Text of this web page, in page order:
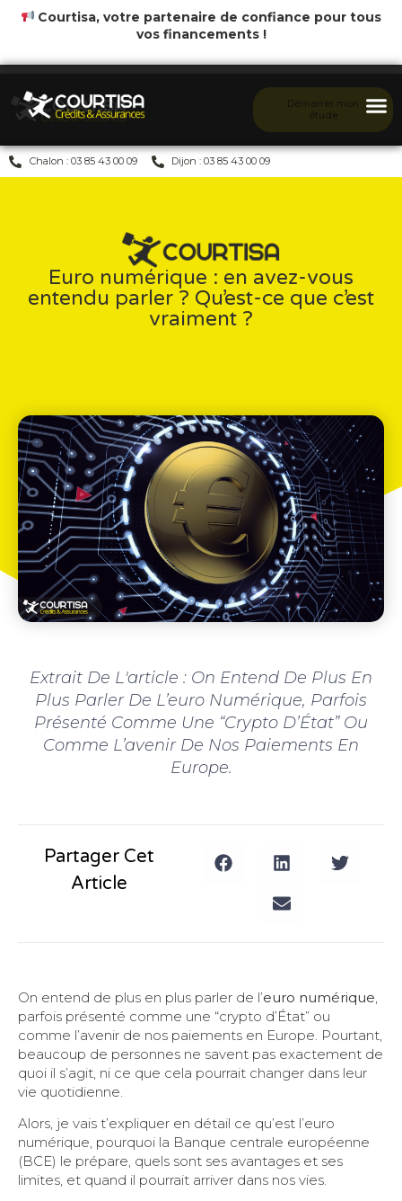
Courtisa, votre partenaire de confiance pour tous
vos financements !
Chalon : 03 85 43 00 09 Dijon : 03 85 43 00 09
Euro numérique : en avez-vous
entendu parler ? Qu’est-ce que c’est
vraiment ?
Extrait De L'article : On Entend De Plus En
Plus Parler De L’euro Numérique, Parfois
Présenté Comme Une “crypto D’État” Ou
Comme L’avenir De Nos Paiements En
Europe.
Partager Cet
Article
On entend de plus en plus parler de l’euro numérique,
parfois présenté comme une “crypto d’État” ou
comme l’avenir de nos paiements en Europe. Pourtant,
beaucoup de personnes ne savent pas exactement de
quoi il s’agit, ni ce que cela pourrait changer dans leur
vie quotidienne.
Alors, je vais t’expliquer en détail ce qu’est l’euro
numérique, pourquoi la Banque centrale européenne
(BCE) le prépare, quels sont ses avantages et ses
limites, et quand il pourrait arriver dans nos vies.